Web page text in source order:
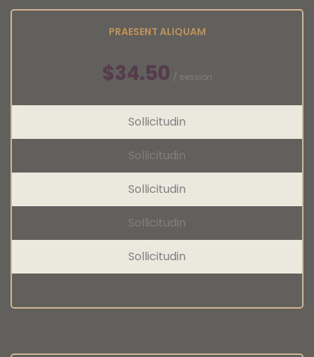
PRAESENT ALIQUAM
$34.50 / session
Sollicitudin
Sollicitudin
Sollicitudin
Sollicitudin
Sollicitudin